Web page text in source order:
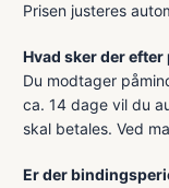
Prisen justeres
Hvad sker der
Du modtager
ca. 14 dage vil du
skal betales. Ved
Er der